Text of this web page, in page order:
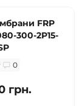
FRP
300-2P15-
0
грн.